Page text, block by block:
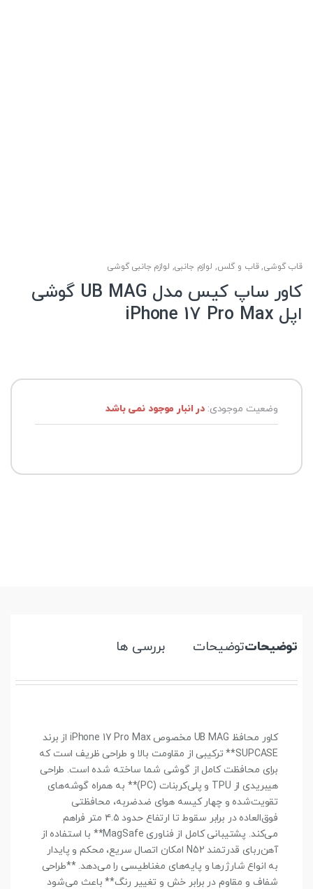
قاب گوشی,قاب و گلس, لوازم جانبی, لوازم جانبی گوشی
کاور ساپ کیس مدل UB MAG گوشی
اپل iPhone 17 Pro Max
وضعیت موجودی:در انبار موجود نمی باشد
توضیحاتتوضیحات بررسی ها
کاور محافظ UB MAG مخصوص iPhone 17 Pro Max از برند
SUPCASE** ترکیبی از مقاومت بالا و طراحی ظریف است که
برای محافظت کامل از گوشی شما ساخته شده است. طراحی
هیبریدی از TPU و پلی‌کربنات (PC)** به همراه گوشه‌های
تقویت‌شده و چهار کیسه هوای ضدضربه، محافظتی
فوق‌العاده در برابر سقوط تا ارتفاع حدود ۴.۵ متر فراهم
می‌کند. پشتیبانی کامل از فناوری MagSafe** با استفاده از
آهن‌ربای قدرتمند N52 امکان اتصال سریع، محکم و پایدار
به انواع شارژرها و پایه‌های مغناطیسی را می‌دهد. **طراحی
شفاف و مقاوم در برابر خش و تغییر رنگ** باعث می‌شود